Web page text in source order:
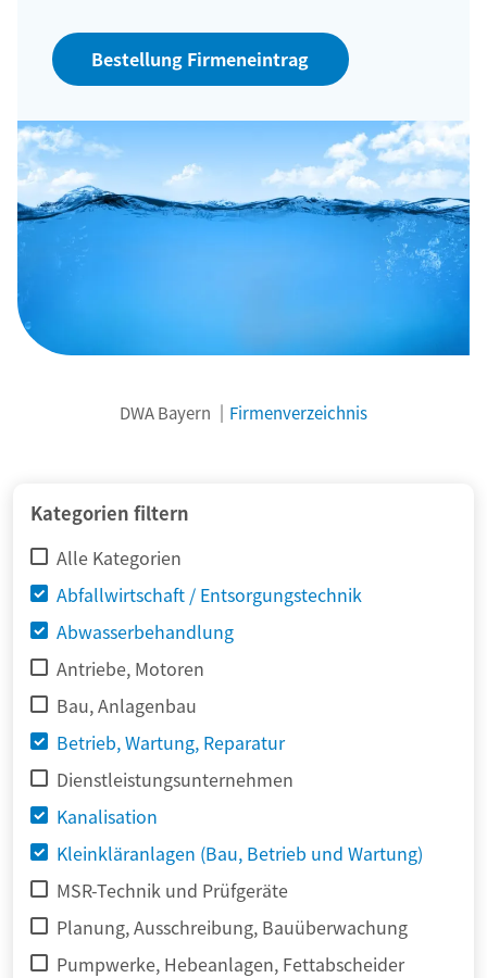
Bestellung Firmeneintrag
DWA Bayern Firmenverzeichnis
Kategorien filtern
Alle Kategorien
Abfallwirtschaft / Entsorgungstechnik
Abwasserbehandlung
Antriebe, Motoren
Bau, Anlagenbau
Betrieb, Wartung, Reparatur
Dienstleistungsunternehmen
Kanalisation
Kleinkläranlagen (Bau, Betrieb und Wartung)
MSR-Technik und Prüfgeräte
Planung, Ausschreibung, Bauüberwachung
Pumpwerke, Hebeanlagen, Fettabscheider